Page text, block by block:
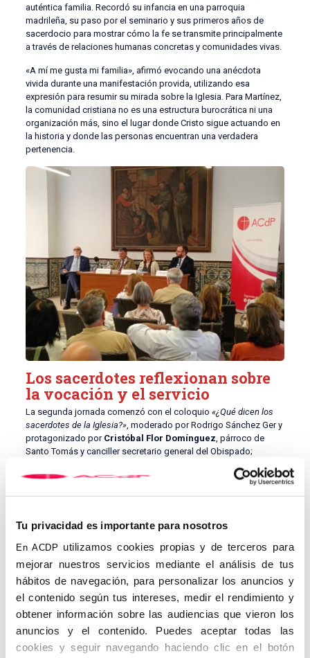
Tu privacidad es importante para nosotros
En ACDP utilizamos cookies propias y de terceros para
mejorar nuestros servicios mediante el análisis de tus
hábitos de navegación, para personalizar los anuncios y
el contenido según tus intereses, medir el rendimiento y
obtener información sobre las audiencias que vieron los
anuncios y el contenido. Puedes aceptar todas las
cookies y seguir navegando haciendo clic en el botón
auténtica familia. Recordó su infancia en una parroquia
madrileña, su paso por el seminario y sus primeros años de
sacerdocio para mostrar cómo la fe se transmite principalmente
a través de relaciones humanas concretas y comunidades vivas.
«A mí me gusta mi familia», afirmó evocando una anécdota
vivida durante una manifestación provida, utilizando esa
expresión para resumir su mirada sobre la Iglesia. Para Martínez,
la comunidad cristiana no es una estructura burocrática ni una
organización más, sino el lugar donde Cristo sigue actuando en
la historia y donde las personas encuentran una verdadera
pertenencia.
Los sacerdotes reflexionan sobre
la vocación y el servicio
La segunda jornada comenzó con el coloquio «¿Qué dicen los
sacerdotes de la Iglesia?», moderado por Rodrigo Sánchez Ger y
protagonizado por Cristóbal Flor Domínguez, párroco de
Santo Tomás y canciller secretario general del Obispado;
, párroco de San Servando y
San Germán y canónigo del Cabildo Catedralicio; y
Pascual
les condujeron al sacerdocio y reflexionaron sobre los desafíos
actuales de la vida eclesial.
Cristóbal Flor explicó que su vocación nació siendo monaguillo,
impresionado por la manera en que un sacerdote celebraba la
impactó fue el profundo sentido de lo sagrado que transmitía
durante la liturgia. «Algo cambiaba cuando subía al altar»,
recordó, señalando que esa experiencia marcó definitivamente
su vida.